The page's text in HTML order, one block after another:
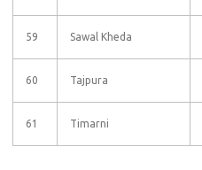
59 Sawal Kheda
60 Tajpura
61 Timarni